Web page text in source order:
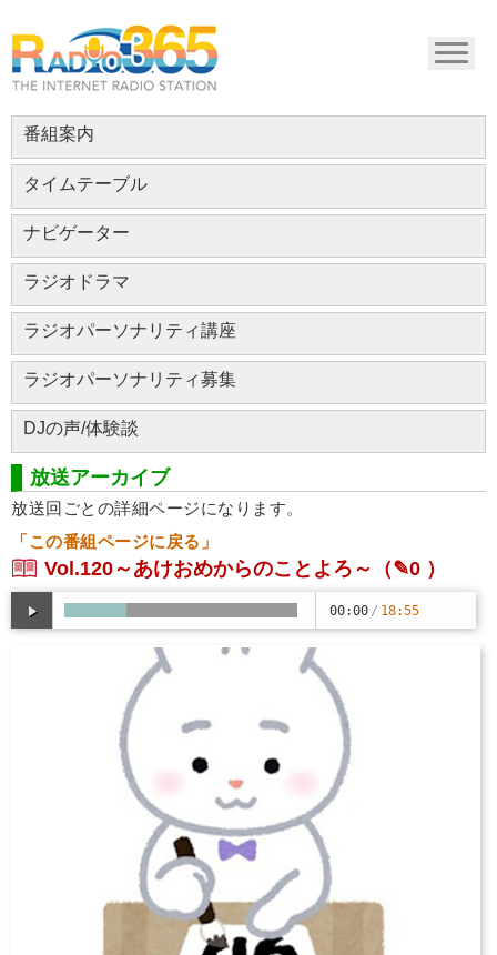
番組案内
タイムテーブル
ナビゲーター
ラジオドラマ
ラジオパーソナリティ講座
ラジオパーソナリティ募集
DJの声/体験談
放送アーカイブ
放送回ごとの詳細ページになります。
「この番組ページに戻る」
Vol.120～あけおめからのことよろ～ （✎0 ）
00:00 / 18:55